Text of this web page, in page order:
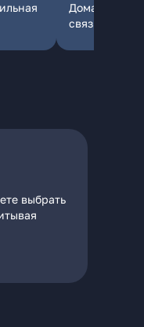
Домашний
связь
выбрать